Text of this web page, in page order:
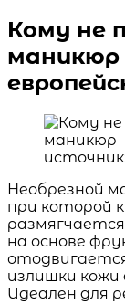
Кому не
Необрезной
при которой
на основе
излишки
Идеален для